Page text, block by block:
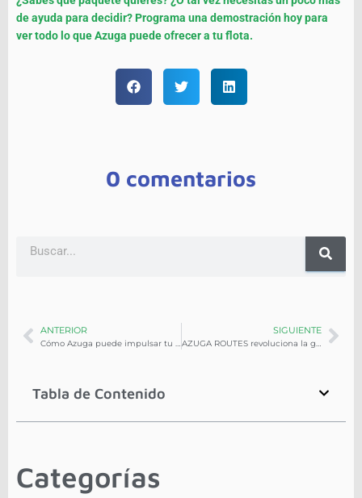
de ayuda para decidir? Programa una demostración hoy para
ver todo lo que Azuga puede ofrecer a tu flota.
0 comentarios
ANTERIOR SIGUIENTE
Tabla de Contenido
Categorías